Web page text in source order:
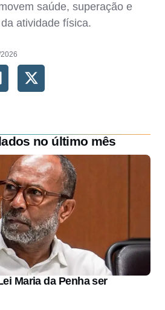
saúde, superação e
atividade física.
no último mês
Maria da Penha ser